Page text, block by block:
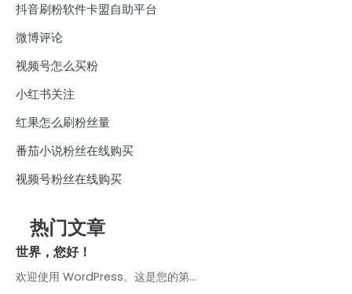
抖音刷粉软件卡盟自助平台
微博评论
视频号怎么买粉
小红书关注
红果怎么刷粉丝量
番茄小说粉丝在线购买
视频号粉丝在线购买
热门文章
世界，您好！
欢迎使用 WordPress。这是您的第…